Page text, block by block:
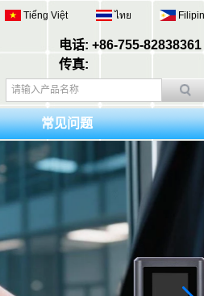
电话: +86-755-82838361
传真:
Tiếng Việt ไทย
常见问题